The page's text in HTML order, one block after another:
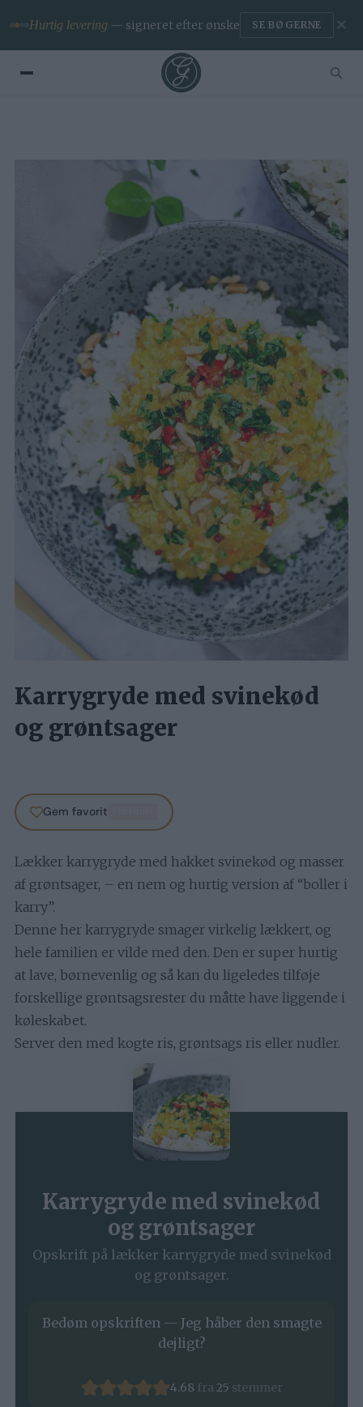
Premium— ingen reklamer & app BLIV MEDLEM ✕
Karrygryde med svinekød
og grøntsager
Gem favorit
Lækker karrygryde med hakket svinekød og masser
af grøntsager, – en nem og hurtig version af “boller i
karry”.
Denne her karrygryde smager virkelig lækkert, og
hele familien er vilde med den. Den er super hurtig
at lave, børnevenlig og så kan du ligeledes tilføje
forskellige grøntsagsrester du måtte have liggende i
køleskabet.
Server den med kogte ris, grøntsags ris eller nudler.
Karrygryde med svinekød
og grøntsager
Opskrift på lækker karrygryde med svinekød
og grøntsager.
Bedøm opskriften — Jeg håber den smagte
dejligt?
4.68fra 25 stemmer